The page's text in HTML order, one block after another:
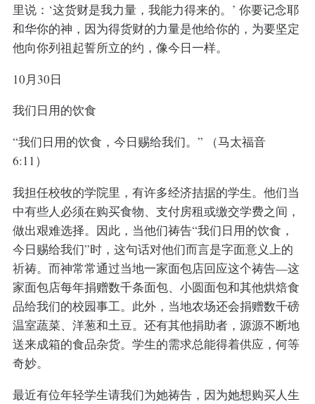
里说：‘这货财是我力量，我能力得来的。’ 你要记念耶
和华你的神，因为得货财的力量是他给你的，为要坚定
他向你列祖起誓所立的约，像今日一样。
10月30日
我们日用的饮食
“我们日用的饮食，今日赐给我们。” （马太福音
6:11）
我担任校牧的学院里，有许多经济拮据的学生。他们当
中有些人必须在购买食物、支付房租或缴交学费之间，
做出艰难选择。因此，当他们祷告“我们日用的饮食，
今日赐给我们”时，这句话对他们而言是字面意义上的
祈祷。而神常常通过当地一家面包店回应这个祷告—这
家面包店每年捐赠数千条面包、小圆面包和其他烘焙食
品给我们的校园事工。此外，当地农场还会捐赠数千磅
温室蔬菜、洋葱和土豆。还有其他捐助者，源源不断地
送来成箱的食品杂货。学生的需求总能得着供应，何等
奇妙。
最近有位年轻学生请我们为她祷告，因为她想购买人生